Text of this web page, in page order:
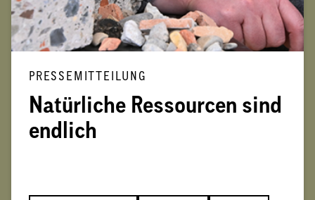
PRESSEMITTEILUNG
Natürliche Ressourcen sind
endlich